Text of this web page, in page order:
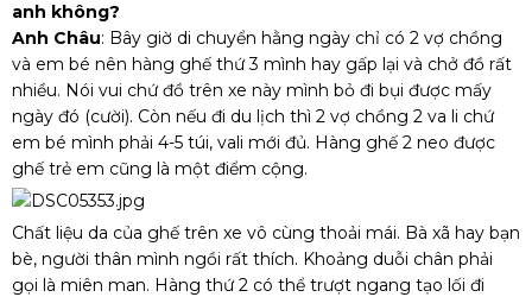
anh không?
Anh Châu: Bây giờ di chuyển hằng ngày chỉ có 2 vợ chồng
và em bé nên hàng ghế thứ 3 mình hay gấp lại và chở đồ rất
nhiều. Nói vui chứ đồ trên xe này mình bỏ đi bụi được mấy
ngày đó (cười). Còn nếu đi du lịch thì 2 vợ chồng 2 va li chứ
em bé mình phải 4-5 túi, vali mới đủ. Hàng ghế 2 neo được
ghế trẻ em cũng là một điểm cộng.
Chất liệu da của ghế trên xe vô cùng thoải mái. Bà xã hay bạn
bè, người thân mình ngồi rất thích. Khoảng duỗi chân phải
gọi là miên man. Hàng thứ 2 có thể trượt ngang tạo lối đi